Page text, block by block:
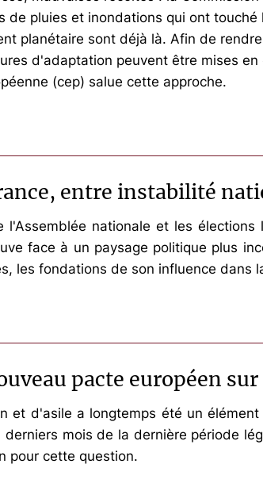
de pluies et inondations qui ont touché
planétaire sont déjà là. Afin de
d'adaptation peuvent être mises
(cep) salue cette approche.
entre instabilité
l'Assemblée nationale et les
face à un paysage politique plus
les fondations de son influence dans
pacte européen
et d'asile a longtemps été un
mois de la dernière période
pour cette question.